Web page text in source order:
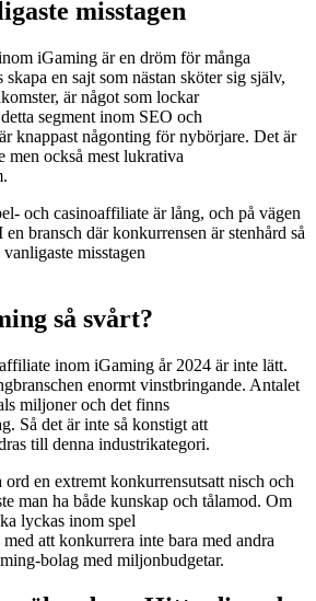
misstagen
iGaming är en dröm för många
en sajt som nästan sköter sig själv,
är något som lockar
segment inom SEO och
knappast någonting för nybörjare. Det är
men också mest lukrativa
och casinoaffiliate är lång, och på vägen
bransch där konkurrensen är stenhård så
misstagen
så svårt?
inom iGaming år 2024 är inte lätt.
enormt vinstbringande. Antalet
miljoner och det finns
Så det är inte så konstigt att
till denna industrikategori.
ord en extremt konkurrensutsatt nisch och
man ha både kunskap och tålamod. Om
lyckas inom spel
att konkurrera inte bara med andra
bolag med miljonbudgetar.